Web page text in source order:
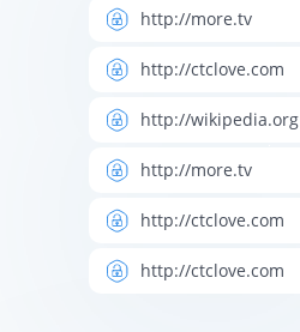
http://more.tv
http://ctclove.com
http://wikipedia.org
http://more.tv
http://ctclove.com
http://ctclove.com